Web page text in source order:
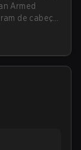
Armed
de cabeça